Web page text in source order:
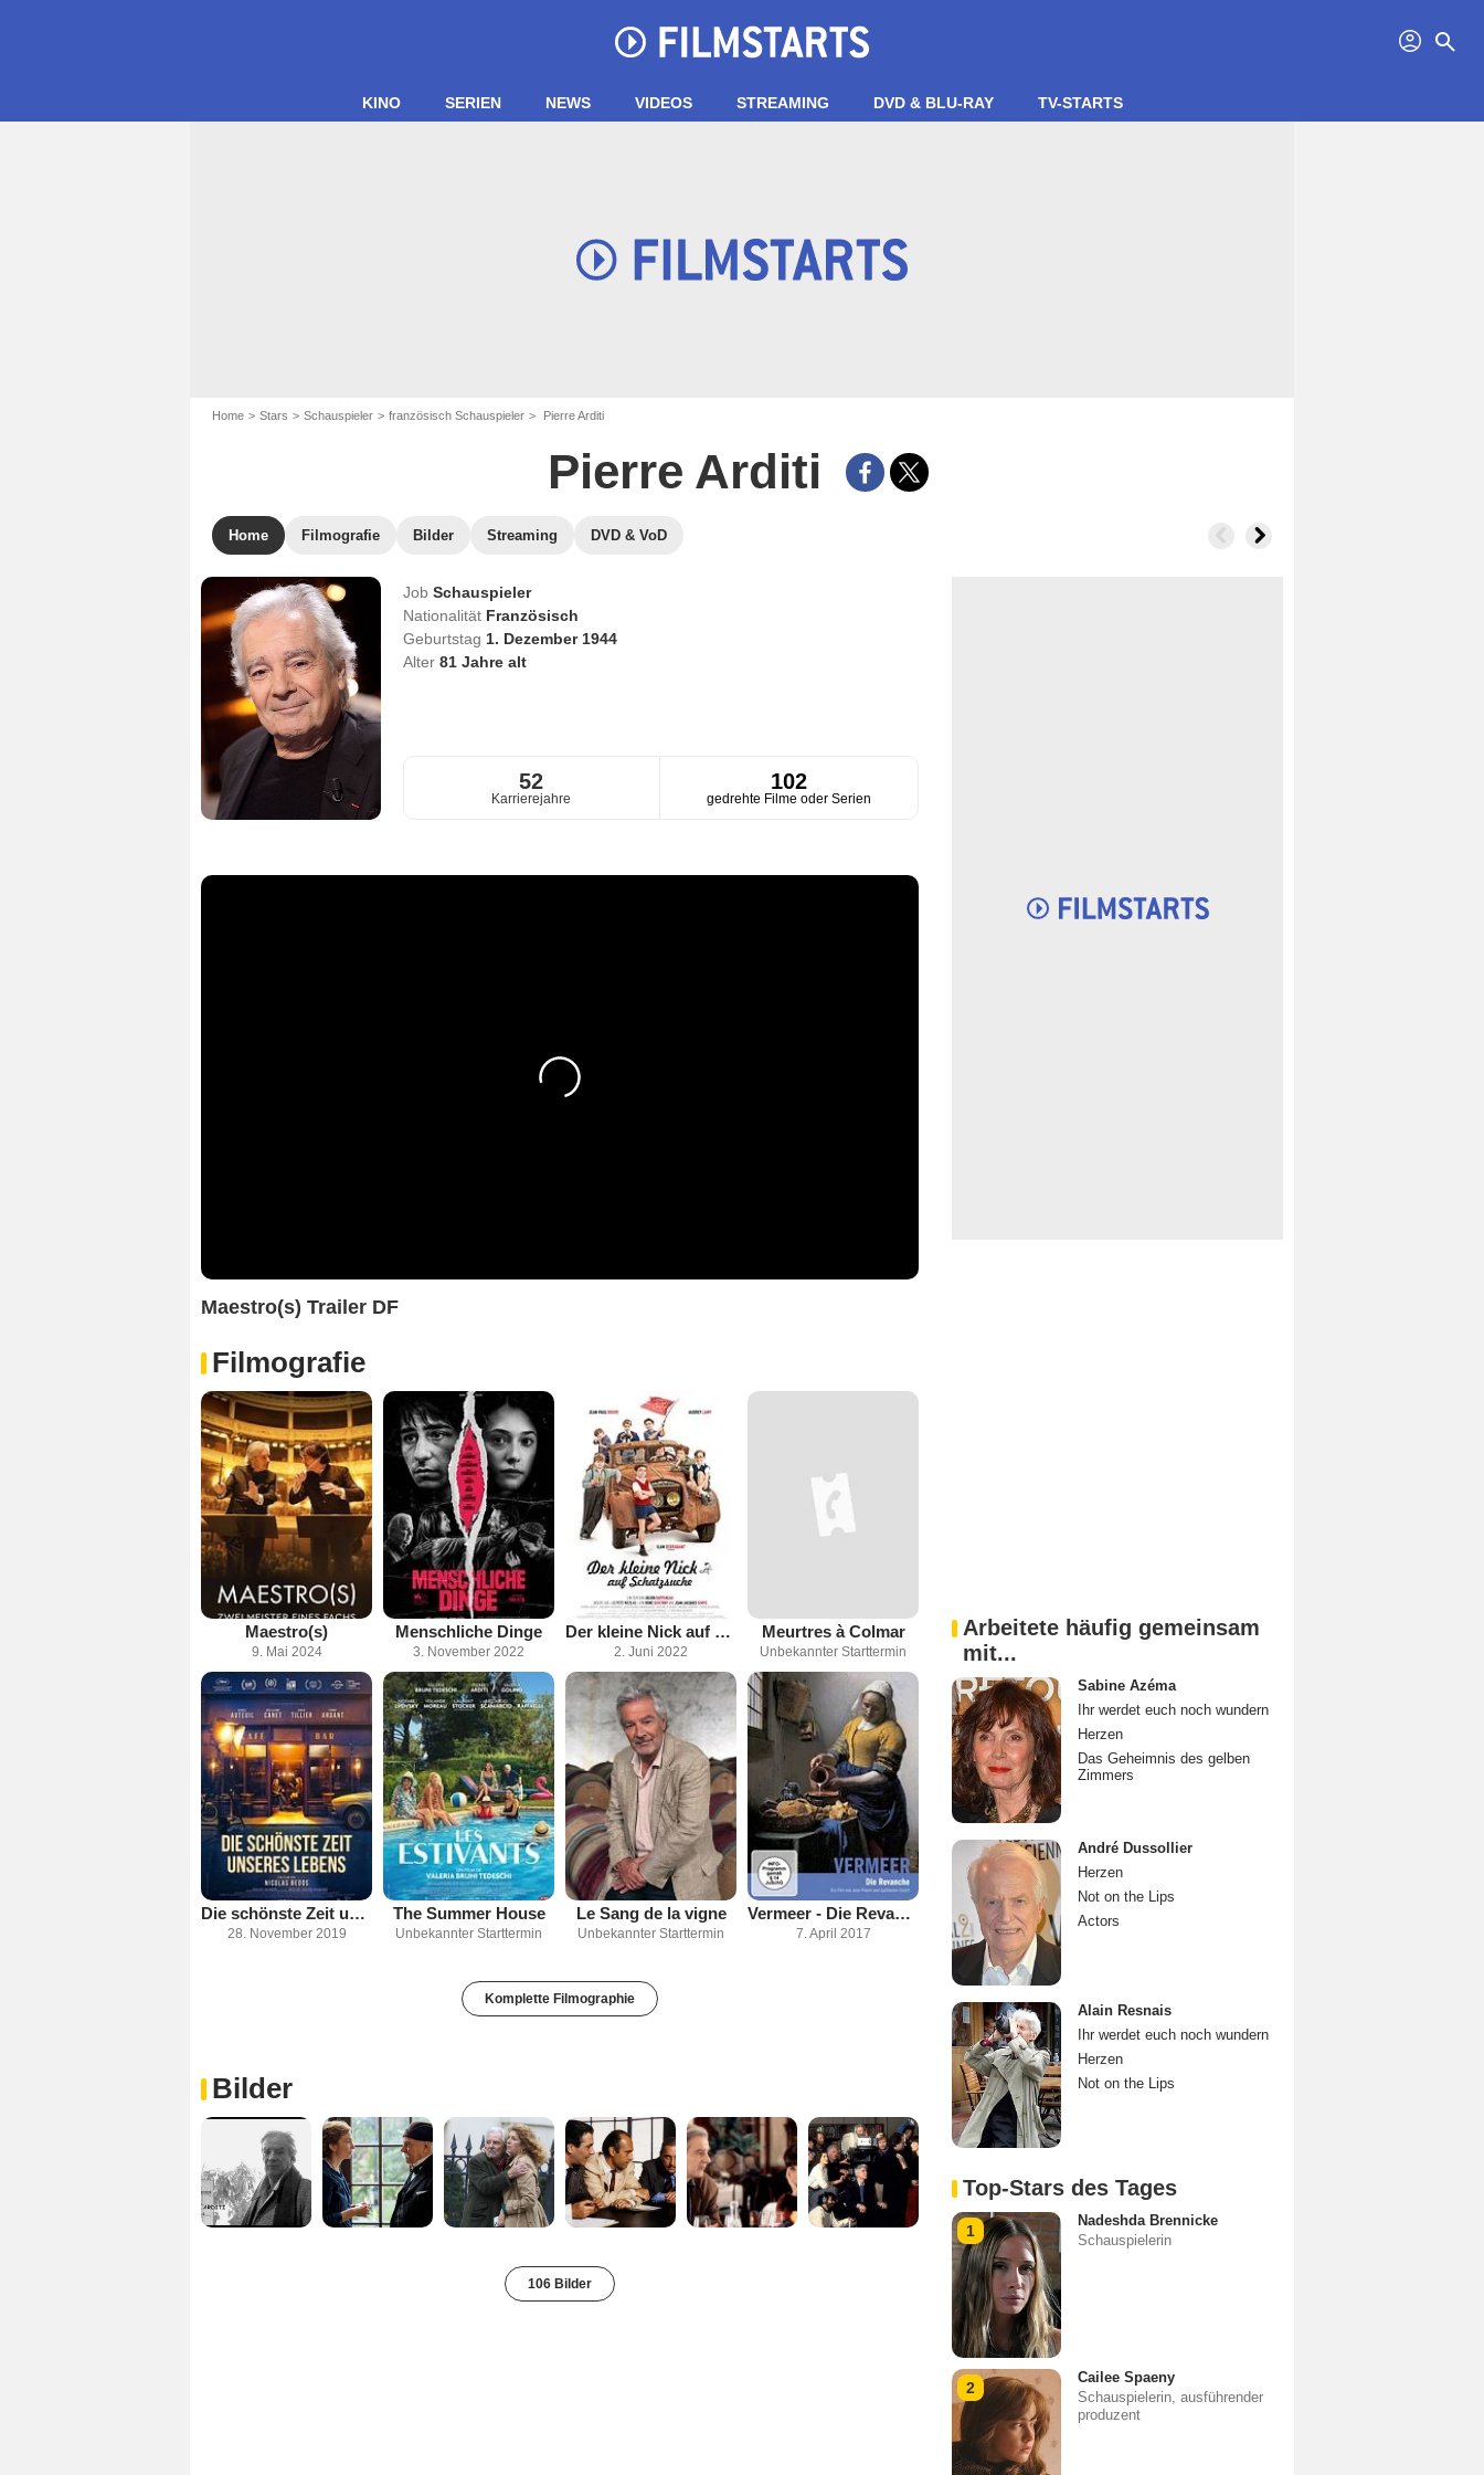
profil search
KINO SERIEN NEWS VIDEOS STREAMING DVD & BLU-RAY TV-STARTS
Home Stars Schauspieler französisch Schauspieler Pierre Arditi
Pierre Arditi
Home Filmografie Bilder Streaming DVD & VoD
Job Schauspieler
Nationalität Französisch
Geburtstag 1. Dezember 1944
Alter 81Jahre alt
52
Karrierejahre
102
gedrehte Filme oder Serien
Maestro(s) Trailer DF
Filmografie
Maestro(s)
9. Mai 2024
Menschliche Dinge
3. November 2022
Der kleine Nick auf Schatzsuche
2. Juni 2022
Meurtres à Colmar
Unbekannter Starttermin
Die schönste Zeit unseres Lebens
28. November 2019
The Summer House
Unbekannter Starttermin
Le Sang de la vigne
Unbekannter Starttermin
Vermeer - Die Revanche
7. April 2017
Komplette Filmographie
Bilder
106 Bilder
Arbeitete häufig gemeinsam
mit...
Sabine Azéma
Ihr werdet euch noch wundern
Herzen
Das Geheimnis des gelben
Zimmers
André Dussollier
Herzen
Not on the Lips
Actors
Alain Resnais
Ihr werdet euch noch wundern
Herzen
Not on the Lips
Top-Stars des Tages
1
Nadeshda Brennicke
Schauspielerin
2
Cailee Spaeny
Schauspielerin, ausführender
produzent